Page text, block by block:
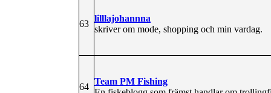
63
lilllajohannna
skriver om mode, shopping och min vardag.
64
Team PM Fishing